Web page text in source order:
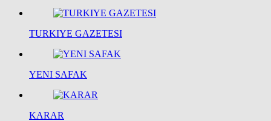
TURKIYE GAZETESI
YENI SAFAK
KARAR